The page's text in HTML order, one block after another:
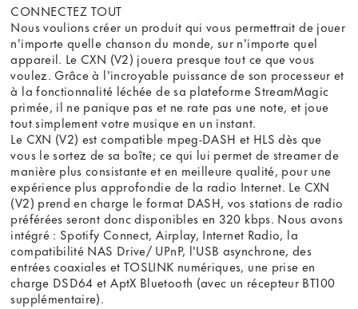
CONNECTEZ TOUT
Nous voulions créer un produit qui vous permettrait de jouer
n'importe quelle chanson du monde, sur n'importe quel
appareil. Le CXN (V2) jouera presque tout ce que vous
voulez. Grâce à l'incroyable puissance de son processeur et
à la fonctionnalité léchée de sa plateforme StreamMagic
primée, il ne panique pas et ne rate pas une note, et joue
tout simplement votre musique en un instant.
Le CXN (V2) est compatible mpeg-DASH et HLS dès que
vous le sortez de sa boîte; ce qui lui permet de streamer de
manière plus consistante et en meilleure qualité, pour une
expérience plus approfondie de la radio Internet. Le CXN
(V2) prend en charge le format DASH, vos stations de radio
préférées seront donc disponibles en 320 kbps. Nous avons
intégré : Spotify Connect, Airplay, Internet Radio, la
compatibilité NAS Drive/ UPnP, l'USB asynchrone, des
entrées coaxiales et TOSLINK numériques, une prise en
charge DSD64 et AptX Bluetooth (avec un récepteur BT100
supplémentaire).